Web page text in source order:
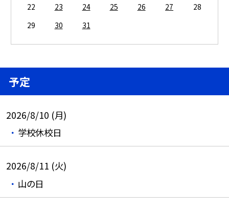
22
23 24 25 26 27
28
29
30 31
予定
2026/8/10 (月)
学校休校日
2026/8/11 (火)
山の日